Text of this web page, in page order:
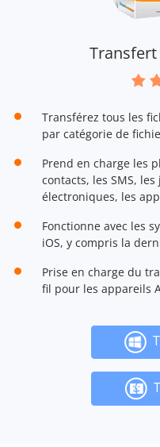
Transférez tous les
par catégorie de
Prend en charge les
contacts, les SMS,
électroniques, les
Fonctionne avec les
iOS, y compris la
Prise en charge du
fil pour les appareils